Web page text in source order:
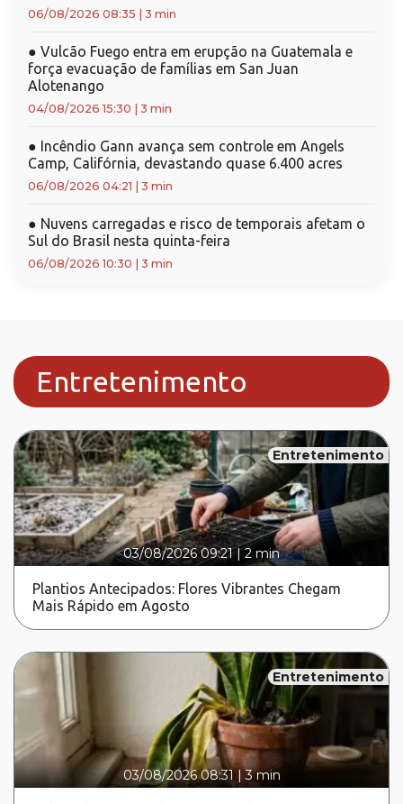
06/08/2026 08:35 3 min
● Vulcão Fuego entra em erupção na Guatemala e
força evacuação de famílias em San Juan
Alotenango
04/08/2026 15:30 3 min
● Incêndio Gann avança sem controle em Angels
Camp, Califórnia, devastando quase 6.400 acres
06/08/2026 04:21 3 min
● Nuvens carregadas e risco de temporais afetam o
Sul do Brasil nesta quinta-feira
06/08/2026 10:30 3 min
Entretenimento
Entretenimento
03/08/2026 09:21|2 min
Plantios Antecipados: Flores Vibrantes Chegam
Mais Rápido em Agosto
Entretenimento
03/08/2026 08:31 |3 min